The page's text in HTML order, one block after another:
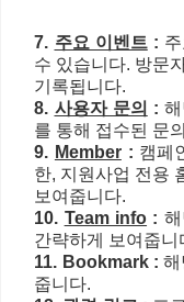
7. 주요 이벤트:
수 있습니다. 방문
기록됩니다.
8. 사용자 문의 :
를 통해 접수된 문
9. Member: 캠페
한, 지원사업 전용
보여줍니다.
10. Team info :
간략하게 보여줍니
11. Bookmark : 해
줍니다.